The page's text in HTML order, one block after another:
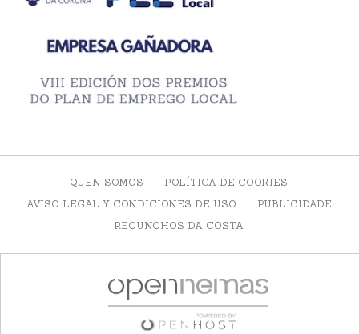
QUEN SOMOS
POLÍTICA DE COOKIES
AVISO LEGAL Y CONDICIONES DE USO
PUBLICIDADE
RECUNCHOS DA COSTA